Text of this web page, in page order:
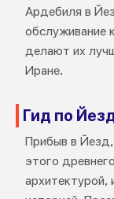
Ардебиля в
обслуживание
делают их
Иране.
Гид по
Прибыв в
этого
архитектурой,